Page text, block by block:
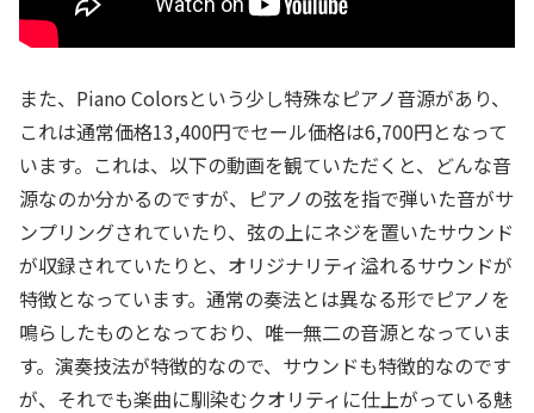
また、Piano Colorsという少し特殊なピアノ音源があり、
これは通常価格13,400円でセール価格は6,700円となって
います。これは、以下の動画を観ていただくと、どんな音
源なのか分かるのですが、ピアノの弦を指で弾いた音がサ
ンプリングされていたり、弦の上にネジを置いたサウンド
が収録されていたりと、オリジナリティ溢れるサウンドが
特徴となっています。通常の奏法とは異なる形でピアノを
鳴らしたものとなっており、唯一無二の音源となっていま
す。演奏技法が特徴的なので、サウンドも特徴的なのです
が、それでも楽曲に馴染むクオリティに仕上がっている魅